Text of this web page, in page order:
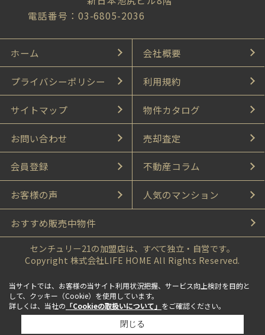
電話番号：03-6805-2036
ホーム 会社概要
プライバシーポリシー 利用規約
サイトマップ 物件カタログ
お問い合わせ 売却査定
会員登録 不動産コラム
お客様の声 人気のマンション
おすすめ販売中物件
センチュリー21の加盟店は、すべて独立・自営です。
Copyright 株式会社LIFE HOME All Rights Reserved.
当サイトでは、お客様の当サイト利用状況把握、サービス向上検討を目的と
して、クッキー（Cookie）を使用しています。
詳しくは、当社の 「Cookieの取扱いについて」 をご確認ください。
閉じる